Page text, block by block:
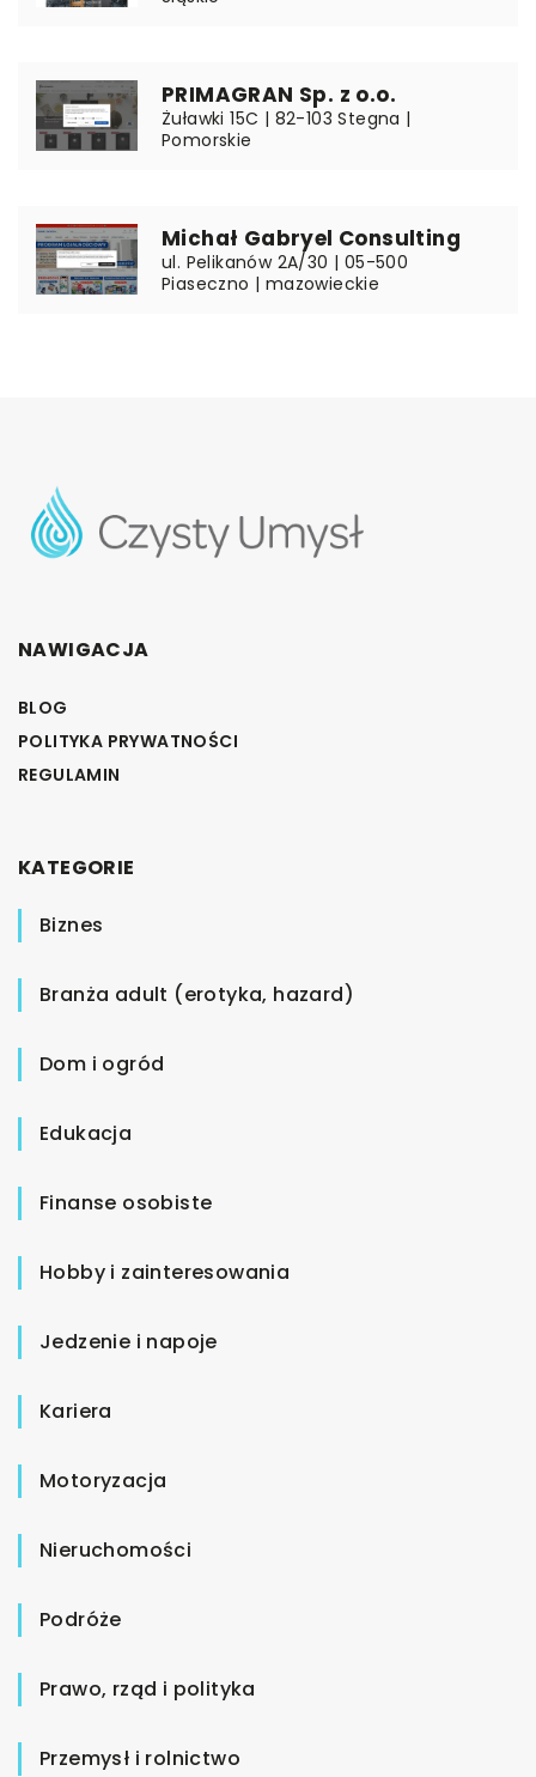
PRIMAGRAN Sp. z o.o.
Żuławki 15C | 82-103 Stegna |
Pomorskie
Michał Gabryel Consulting
ul. Pelikanów 2A/30 | 05-500
Piaseczno | mazowieckie
NAWIGACJA
BLOG
POLITYKA PRYWATNOŚCI
REGULAMIN
KATEGORIE
Biznes
Branża adult (erotyka, hazard)
Dom i ogród
Edukacja
Finanse osobiste
Hobby i zainteresowania
Jedzenie i napoje
Kariera
Motoryzacja
Nieruchomości
Podróże
Prawo, rząd i polityka
Przemysł i rolnictwo